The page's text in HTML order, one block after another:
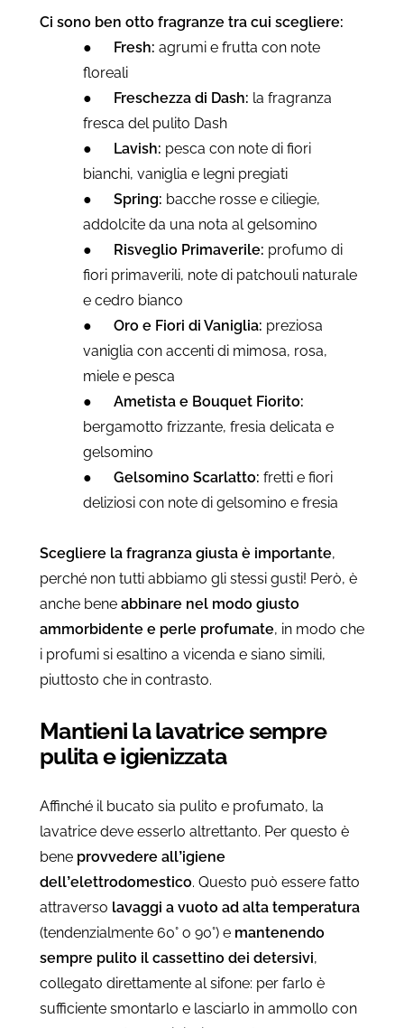
Ci sono ben otto fragranze tra cui scegliere:
● Fresh: agrumi e frutta con note
floreali
● Freschezza di Dash: la fragranza
fresca del pulito Dash
● Lavish: pesca con note di fiori
bianchi, vaniglia e legni pregiati
● Spring: bacche rosse e ciliegie,
addolcite da una nota al gelsomino
● Risveglio Primaverile: profumo di
fiori primaverili, note di patchouli naturale
e cedro bianco
● Oro e Fiori di Vaniglia: preziosa
vaniglia con accenti di mimosa, rosa,
miele e pesca
● Ametista e Bouquet Fiorito:
bergamotto frizzante, fresia delicata e
gelsomino
● Gelsomino Scarlatto: fretti e fiori
deliziosi con note di gelsomino e fresia
Scegliere la fragranza giusta è importante,
perché non tutti abbiamo gli stessi gusti! Però, è
anche bene abbinare nel modo giusto
ammorbidente e perle profumate, in modo che
i profumi si esaltino a vicenda e siano simili,
piuttosto che in contrasto.
Mantieni la lavatrice sempre
pulita e igienizzata
Affinché il bucato sia pulito e profumato, la
lavatrice deve esserlo altrettanto. Per questo è
bene provvedere all’igiene
dell’elettrodomestico. Questo può essere fatto
attraverso lavaggi a vuoto ad alta temperatura
(tendenzialmente 60° o 90°) e mantenendo
sempre pulito il cassettino dei detersivi,
collegato direttamente al sifone: per farlo è
sufficiente smontarlo e lasciarlo in ammollo con